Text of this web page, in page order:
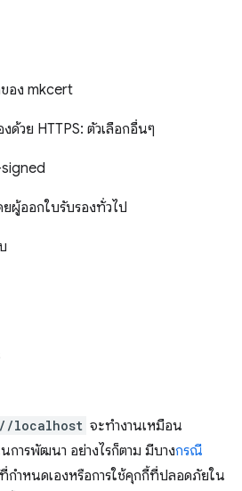
อง mkcert
งด้วย HTTPS: ตัวเลือกอื่นๆ
ผู้ออกใบรับรองทั่วไป
localhost จะทำงานเหมือน
การพัฒนา อย่างไรก็ตาม มีบางกรณี
กำหนดเองหรือการใช้คุกกี้ที่ปลอดภัยใน